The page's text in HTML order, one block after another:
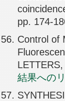
pp. 174-
Control of
結果への